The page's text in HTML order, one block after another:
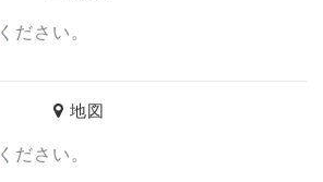
ください。
地図
ください。